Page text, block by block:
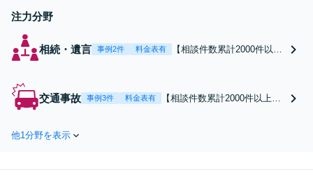
注力分野
相続・遺言 事例2件 料金表有
【相談件数累計2000件以上
相談いただけます。相続分
交通事故 事例3件 料金表有
【相談件数累計2000件以上｜
当な金額を獲得します「保険
他1分野を表示